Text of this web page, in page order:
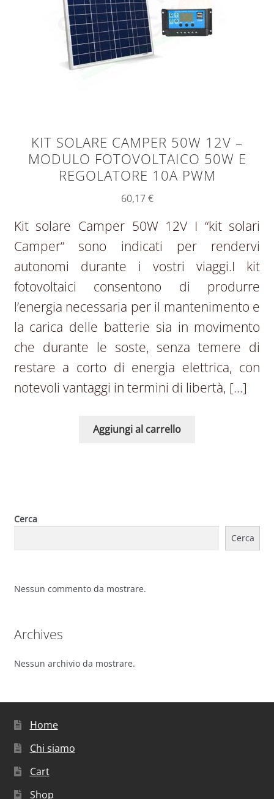
KIT SOLARE CAMPER 50W 12V –
MODULO FOTOVOLTAICO 50W E
REGOLATORE 10A PWM
60,17€
Kit solare Camper 50W 12V I “kit solari
Camper” sono indicati per rendervi
autonomi durante i vostri viaggi.I kit
fotovoltaici consentono di produrre
l’energia necessaria per il mantenimento e
la carica delle batterie sia in movimento
che durante le soste, senza temere di
restare a corto di energia elettrica, con
notevoli vantaggi in termini di libertà, […]
Aggiungi al carrello
Cerca
Cerca
Nessun commento da mostrare.
Archives
Nessun archivio da mostrare.
Home
Chi siamo
Cart
Shop